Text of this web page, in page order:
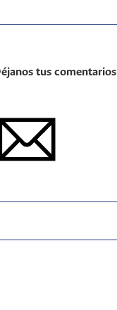
tus comentarios